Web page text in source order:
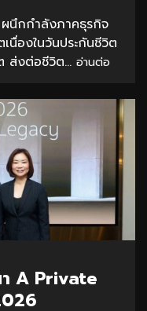
ผนึกกำลังภาคธุรกิจ
นื่องในวันประกันชีวิต
ส่งต่อชีวิต... อ่านต่อ
A Private